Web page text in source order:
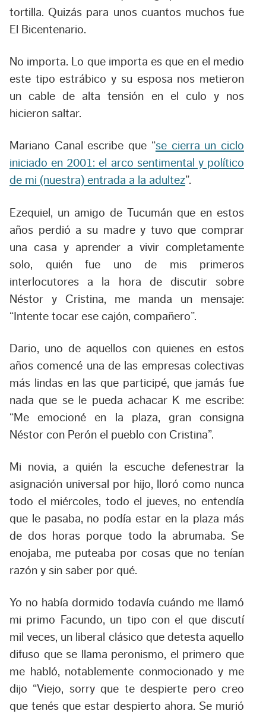
tortilla. Quizás para unos cuantos muchos fue
El Bicentenario.
No importa. Lo que importa es que en el medio
este tipo estrábico y su esposa nos metieron
un cable de alta tensión en el culo y nos
hicieron saltar.
Mariano Canal escribe que “se cierra un ciclo
iniciado en 2001: el arco sentimental y político
de mi (nuestra) entrada a la adultez”.
Ezequiel, un amigo de Tucumán que en estos
años perdió a su madre y tuvo que comprar
una casa y aprender a vivir completamente
solo, quién fue uno de mis primeros
interlocutores a la hora de discutir sobre
Néstor y Cristina, me manda un mensaje:
“Intente tocar ese cajón, compañero”.
Dario, uno de aquellos con quienes en estos
años comencé una de las empresas colectivas
más lindas en las que participé, que jamás fue
nada que se le pueda achacar K me escribe:
“Me emocioné en la plaza, gran consigna
Néstor con Perón el pueblo con Cristina”.
Mi novia, a quién la escuche defenestrar la
asignación universal por hijo, lloró como nunca
todo el miércoles, todo el jueves, no entendía
que le pasaba, no podía estar en la plaza más
de dos horas porque todo la abrumaba. Se
enojaba, me puteaba por cosas que no tenían
razón y sin saber por qué.
Yo no había dormido todavía cuándo me llamó
mi primo Facundo, un tipo con el que discutí
mil veces, un liberal clásico que detesta aquello
difuso que se llama peronismo, el primero que
me habló, notablemente conmocionado y me
dijo “Viejo, sorry que te despierte pero creo
que tenés que estar despierto ahora. Se murió